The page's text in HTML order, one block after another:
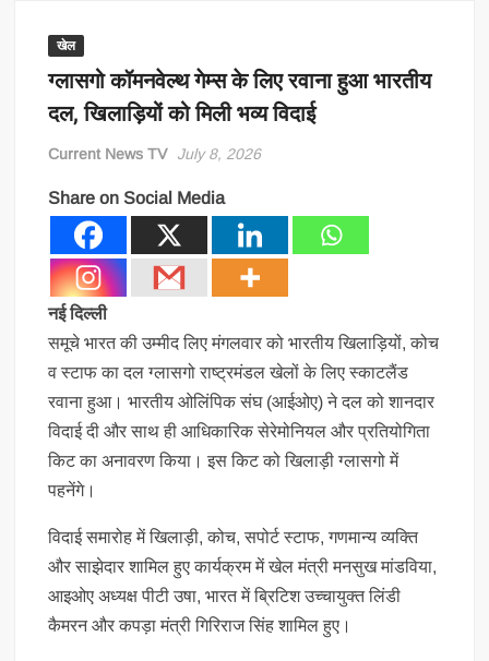
खेल
ग्लासगो कॉमनवेल्थ गेम्स के लिए रवाना हुआ भारतीय
दल, खिलाड़ियों को मिली भव्य विदाई
Current News TV July 8, 2026
Share on Social Media
नई दिल्ली
समूचे भारत की उम्मीद लिए मंगलवार को भारतीय खिलाड़ियों, कोच
व स्टाफ का दल ग्लासगो राष्ट्रमंडल खेलों के लिए स्काटलैंड
रवाना हुआ। भारतीय ओलिंपिक संघ (आईओए) ने दल को शानदार
विदाई दी और साथ ही आधिकारिक सेरेमोनियल और प्रतियोगिता
किट का अनावरण किया। इस किट को खिलाड़ी ग्लासगो में
पहनेंगे।
विदाई समारोह में खिलाड़ी, कोच, सपोर्ट स्टाफ, गणमान्य व्यक्ति
और साझेदार शामिल हुए कार्यक्रम में खेल मंत्री मनसुख मांडविया,
आइओए अध्यक्ष पीटी उषा, भारत में ब्रिटिश उच्चायुक्त लिंडी
कैमरन और कपड़ा मंत्री गिरिराज सिंह शामिल हुए।